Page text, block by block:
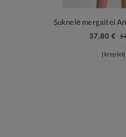
Suknelė mergaitei
37,80 €
Į krepšelį